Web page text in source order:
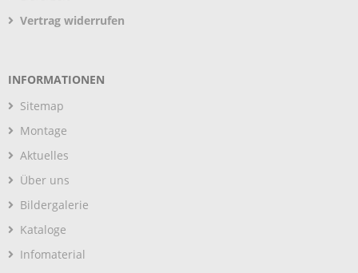
Vertrag widerrufen
INFORMATIONEN
Sitemap
Montage
Aktuelles
Über uns
Bildergalerie
Kataloge
Infomaterial